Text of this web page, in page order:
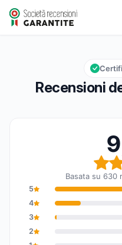
Adjust
Valutazione globale: 9,6 su 10
9,6/10
Recensioni
Basata su 630
5
4
3
2